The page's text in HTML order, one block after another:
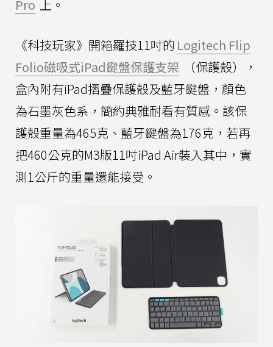
Pro 上。
《科技玩家》開箱羅技11吋的 Logitech Flip
Folio磁吸式iPad鍵盤保護支架
（保護殼），
盒內附有iPad摺疊保護殼及藍牙鍵盤，顏色
為石墨灰色系，簡約典雅耐看有質感。該保
護殼重量為465克、藍牙鍵盤為176克，若再
把460公克的M3版11吋iPad Air裝入其中，實
測1公斤的重量還能接受。